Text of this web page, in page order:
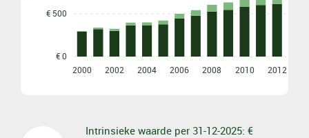
€ 500
€ 0
2000 2002 2004 2006 2008 2010 2012
Intrinsieke waarde per 31-12-2025: €